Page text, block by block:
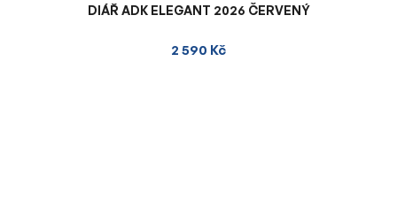
DIÁŘ ADK ELEGANT 2026 ČERVENÝ
2 590 Kč